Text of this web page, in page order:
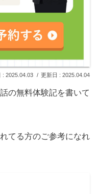
2025.04.03 2025.04.04
の無料体験記を書いて
てる方のご参考になれ